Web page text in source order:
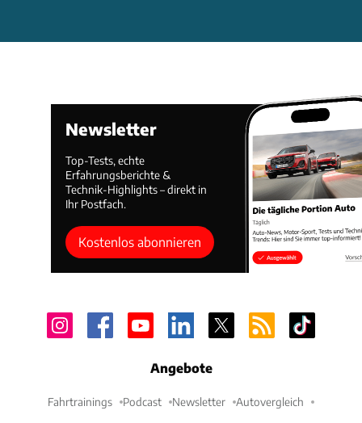
Newsletter
Top-Tests, echte
Erfahrungsberichte &
Technik-Highlights – direkt in
Ihr Postfach.
Kostenlos abonnieren
Angebote
Fahrtrainings Podcast Newsletter Autovergleich